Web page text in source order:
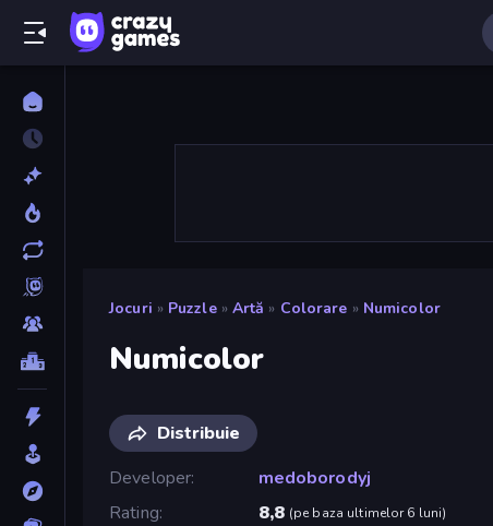
Jocuri » Puzzle » Artă » Colorare » Numicolor
Numicolor
Distribuie
Developer
medoborodyj
Rating
8,8 (pe baza ultimelor 6 luni)